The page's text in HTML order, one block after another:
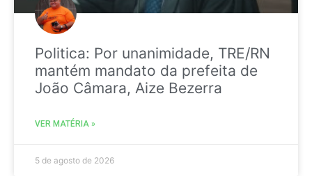
Politica: Por unanimidade, TRE/RN
mantém mandato da prefeita de
João Câmara, Aize Bezerra
VER MATÉRIA »
5 de agosto de 2026